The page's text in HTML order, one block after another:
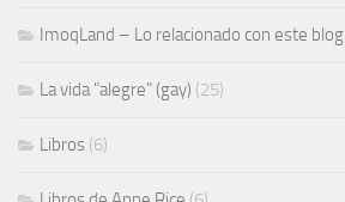
ImoqLand – Lo relacionado con este blog
La vida "alegre" (gay) (25)
Libros (6)